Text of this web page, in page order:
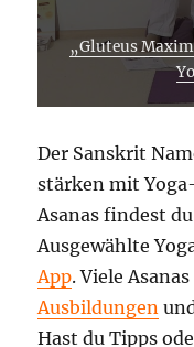
„Gluteus
Der Sanskrit
stärken mit
Asanas findest
Ausgewählte
App. Viele
Ausbildungen
Hast du Tipps